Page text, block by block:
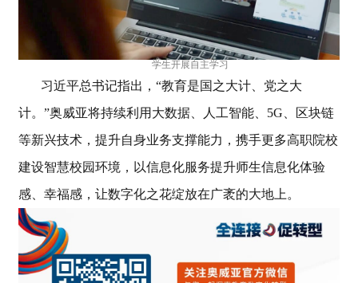
学生开展自主学习
习近平总书记指出，“教育是国之大计、党之大
计。”奥威亚将持续利用大数据、人工智能、5G、区块链
等新兴技术，提升自身业务支撑能力，携手更多高职院校
建设智慧校园环境，以信息化服务提升师生信息化体验
感、幸福感，让数字化之花绽放在广袤的大地上。